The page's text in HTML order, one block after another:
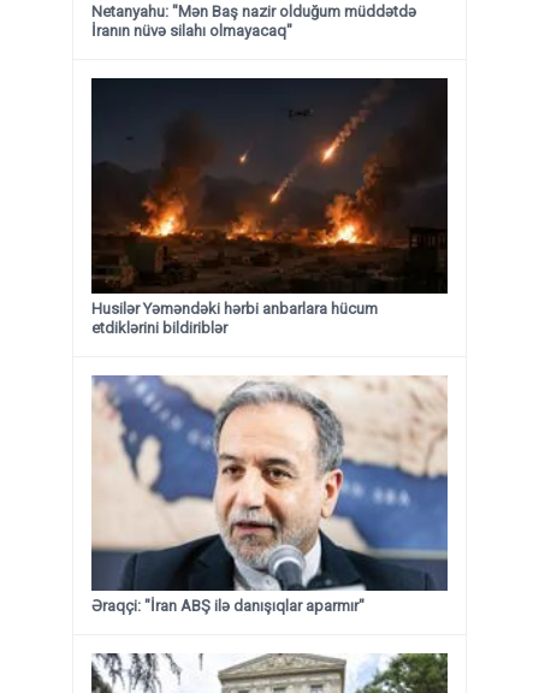
Netanyahu: "Mən Baş nazir olduğum müddətdə
İranın nüvə silahı olmayacaq"
Husilər Yəməndəki hərbi anbarlara hücum
etdiklərini bildiriblər
Əraqçi: "İran ABŞ ilə danışıqlar aparmır"